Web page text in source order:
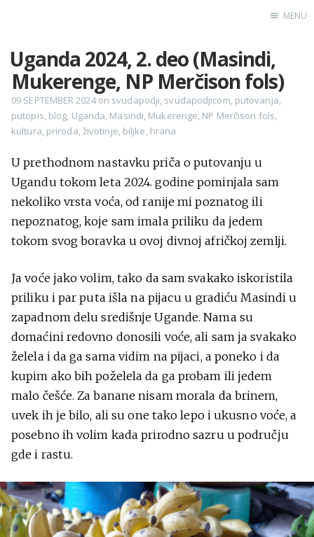
Home
MENU
Uganda 2024, 2. deo (Masindi,
Mukerenge, NP Merčison fols)
09 SEPTEMBER 2024on svudapodji, svudapodjicom, putovanja,
putopis, blog, Uganda, Masindi, Mukerenge, NP Merčison fols,
kultura, priroda,životinje, biljke, hrana
U prethodnom nastavku priča o putovanju u
Ugandu tokom leta 2024. godine pominjala sam
nekoliko vrsta voća, od ranije mi poznatog ili
nepoznatog, koje sam imala priliku da jedem
tokom svog boravka u ovoj divnoj afričkoj zemlji.
Ja voće jako volim, tako da sam svakako iskoristila
priliku i par puta išla na pijacu u gradiću Masindi u
zapadnom delu središnje Ugande. Nama su
domaćini redovno donosili voće, ali sam ja svakako
želela i da ga sama vidim na pijaci, a poneko i da
kupim ako bih poželela da ga probam ili jedem
malo češće. Za banane nisam morala da brinem,
uvek ih je bilo, ali su one tako lepo i ukusno voće, a
posebno ih volim kada prirodno sazru u području
gde i rastu.